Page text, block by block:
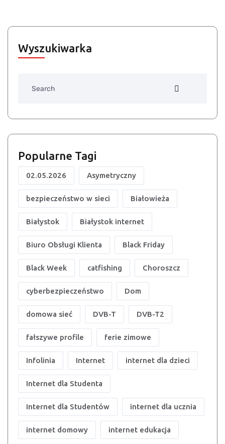
Wyszukiwarka
Popularne Tagi
02.05.2026 Asymetryczny
bezpieczeństwo w sieci Białowieża
Białystok Białystok internet
Biuro Obsługi Klienta Black Friday
Black Week catfishing Choroszcz
cyberbezpieczeństwo Dom
domowa sieć DVB-T DVB-T2
fałszywe profile ferie zimowe
Infolinia Internet internet dla dzieci
Internet dla Studenta
Internet dla Studentów internet dla ucznia
internet domowy internet edukacja